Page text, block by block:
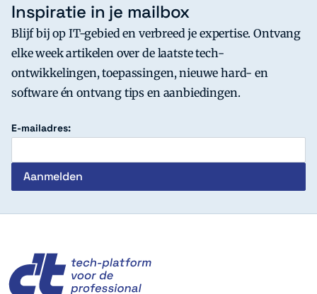
Inspiratie in je mailbox
Blijf bij op IT-gebied en verbreed je expertise. Ontvang
elke week artikelen over de laatste tech-
ontwikkelingen, toepassingen, nieuwe hard- en
software én ontvang tips en aanbiedingen.
E-mailadres: